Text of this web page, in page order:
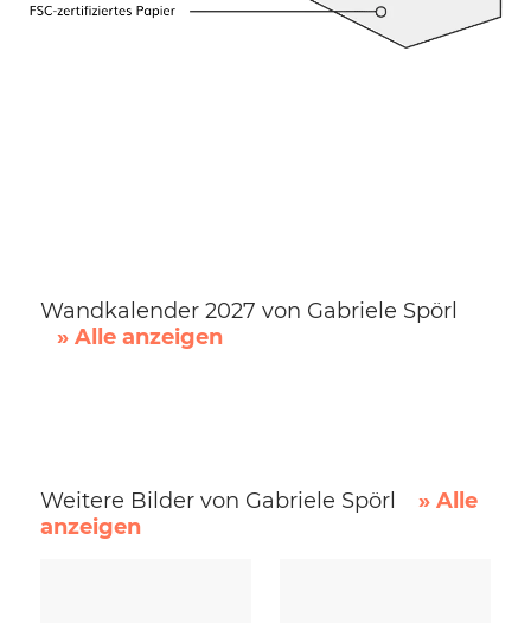
Wandkalender 2027 von Gabriele Spörl
» Alle anzeigen
Weitere Bilder von Gabriele Spörl
» Alle
anzeigen